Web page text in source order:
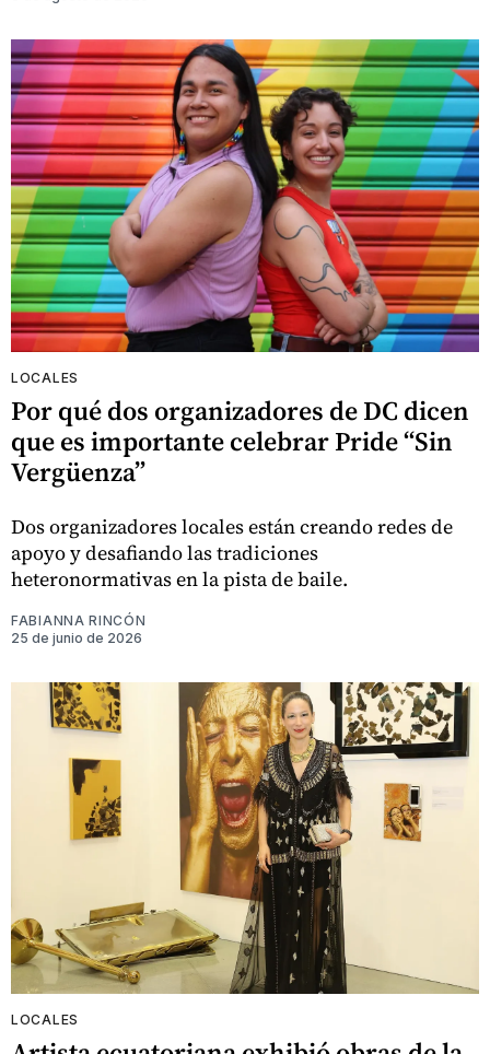
LOCALES
Por qué dos organizadores de DC dicen
que es importante celebrar Pride “Sin
Vergüenza”
Dos organizadores locales están creando redes de
apoyo y desafiando las tradiciones
heteronormativas en la pista de baile.
FABIANNA RINCÓN
25 de junio de 2026
LOCALES